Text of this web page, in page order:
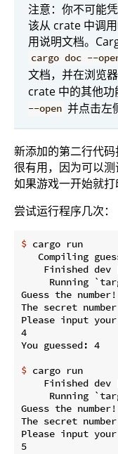
注意：你不可能
该从 crate 中调
用说明文档。
cargo doc --
文档，并在浏览
crate 中的其他
--open 并点击左
新添加的第二行代
很有用，因为可以测
如果游戏一开始就打
尝试运行程序几次：
$ cargo run
Compiling
Finished dev
Running
Guess the number!
The secret
Please input
4
$ cargo run
Finished dev
Running
Guess the number!
The secret
Please input
5